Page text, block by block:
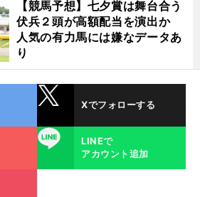
【競馬予想】七夕賞は舞台合う
伏兵２頭が高額配当を演出か
人気の有力馬には嫌なデータあ
り
Xでフォローする
LINE
LINEで
アカウント追加